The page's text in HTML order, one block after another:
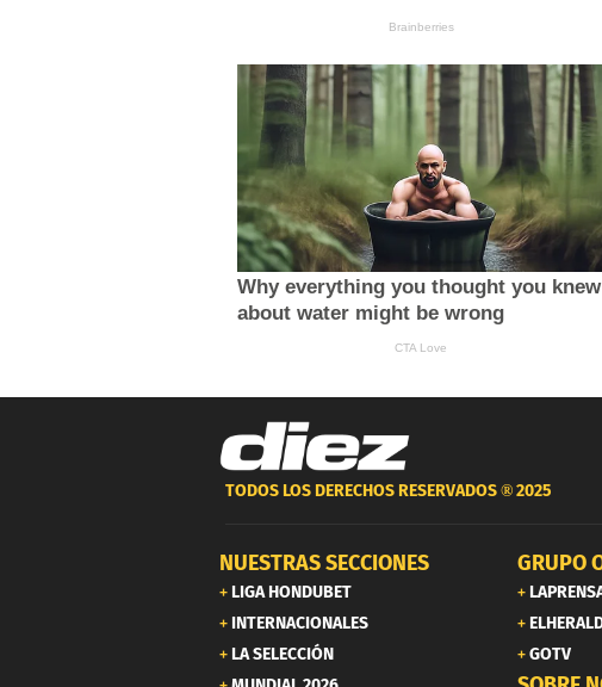
TODOS LOS DERECHOS RESERVADOS ®2025
NUESTRAS SECCIONES
LIGA HONDUBET
INTERNACIONALES
LA SELECCIÓN
GRUPO
GOTV